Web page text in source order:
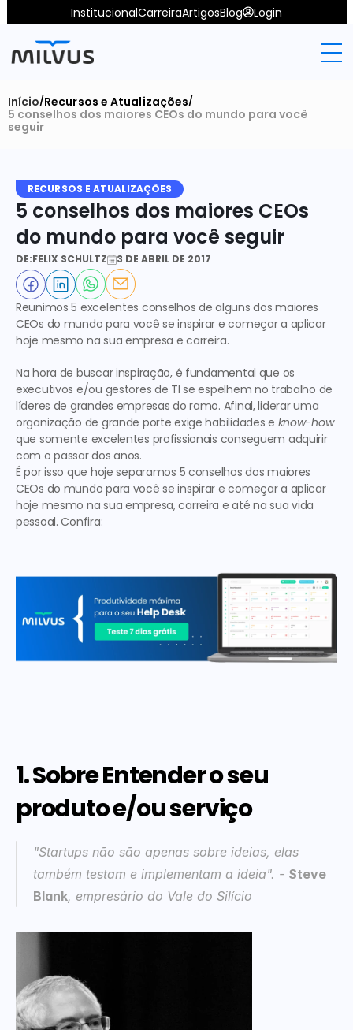
InstitucionalCarreiraArtigosBlog Login
Início/Recursos e Atualizações/
5 conselhos dos maiores CEOs do mundo para você
seguir
RECURSOS E ATUALIZAÇÕES
5 conselhos dos maiores CEOs
do mundo para você seguir
DE:FELIX SCHULTZ 3 DE ABRIL DE 2017
Reunimos 5 excelentes conselhos de alguns dos maiores
CEOs do mundo para você se inspirar e começar a aplicar
hoje mesmo na sua empresa e carreira.
Na hora de buscar inspiração, é fundamental que os
executivos e/ou gestores de TI se espelhem no trabalho de
líderes de grandes empresas do ramo. Afinal, liderar uma
organização de grande porte exige habilidades e know-how
que somente excelentes profissionais conseguem adquirir
com o passar dos anos.
É por isso que hoje separamos 5 conselhos dos maiores
CEOs do mundo para você se inspirar e começar a aplicar
hoje mesmo na sua empresa, carreira e até na sua vida
pessoal. Confira:
1. Sobre Entender o seu
produto e/ou serviço
"Startups não são apenas sobre ideias, elas
também testam e implementam a ideia". - Steve
Blank, empresário do Vale do Silício